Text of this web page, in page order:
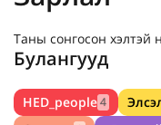
Таны сонгосон хэлтэй
Булангууд
HED_people4